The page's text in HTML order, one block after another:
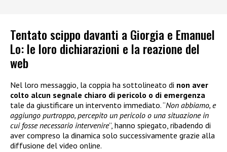
Tentato scippo davanti a Giorgia e Emanuel
Lo: le loro dichiarazioni e la reazione del
web
Nel loro messaggio, la coppia ha sottolineato di non aver
colto alcun segnale chiaro di pericolo o di emergenza
tale da giustificare un intervento immediato. “Non abbiamo, e
aggiungo purtroppo, percepito un pericolo o una situazione in
cui fosse necessario intervenire”, hanno spiegato, ribadendo di
aver compreso la dinamica solo successivamente grazie alla
diffusione del video online.